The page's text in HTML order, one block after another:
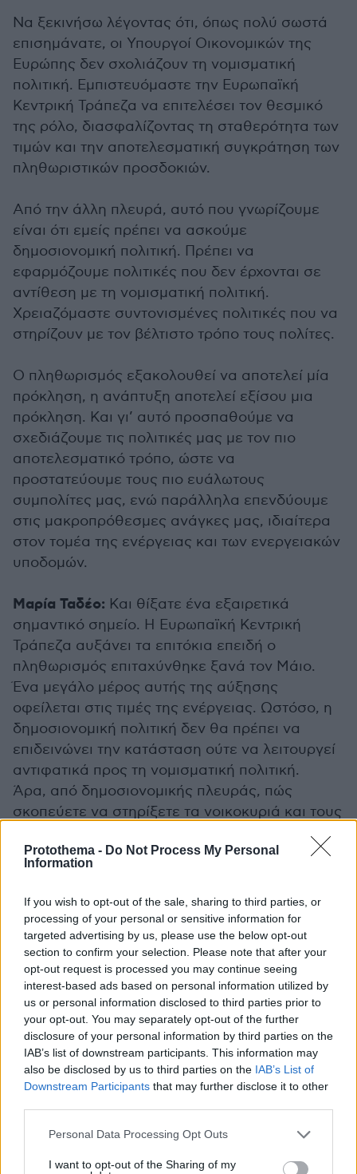
Protothema - Do Not Process My Personal
Information
If you wish to opt-out of the sale, sharing to third parties, or
processing of your personal or sensitive information for
targeted advertising by us, please use the below opt-out
section to confirm your selection. Please note that after your
opt-out request is processed you may continue seeing
interest-based ads based on personal information utilized by
us or personal information disclosed to third parties prior to
your opt-out. You may separately opt-out of the further
disclosure of your personal information by third parties on the
IAB’s list of downstream participants. This information may
also be disclosed by us to third parties on the IAB’s List of
Downstream Participants that may further disclose it to other
Please note that this website/app uses one or more Google
not limited to your visit or usage behaviour. You may click to
Personal Data Processing Opt Outs
I want to opt-out of the Sharing of my
Να ξεκινήσω λέγοντας ότι, όπως πολύ σωστά
επισημάνατε, οι Υπουργοί Οικονομικών της
Ευρώπης δεν σχολιάζουν τη νομισματική
πολιτική. Εμπιστευόμαστε την Ευρωπαϊκή
Κεντρική Τράπεζα να επιτελέσει τον θεσμικό
της ρόλο, διασφαλίζοντας τη σταθερότητα των
τιμών και την αποτελεσματική συγκράτηση των
πληθωριστικών προσδοκιών.
Από την άλλη πλευρά, αυτό που γνωρίζουμε
είναι ότι εμείς πρέπει να ασκούμε
δημοσιονομική πολιτική. Πρέπει να
εφαρμόζουμε πολιτικές που δεν έρχονται σε
αντίθεση με τη νομισματική πολιτική.
Χρειαζόμαστε συντονισμένες πολιτικές που να
στηρίζουν με τον βέλτιστο τρόπο τους πολίτες.
Ο πληθωρισμός εξακολουθεί να αποτελεί μία
πρόκληση, η ανάπτυξη αποτελεί εξίσου μια
πρόκληση. Και γι’ αυτό προσπαθούμε να
σχεδιάζουμε τις πολιτικές μας με τον πιο
αποτελεσματικό τρόπο, ώστε να
προστατεύουμε τους πιο ευάλωτους
συμπολίτες μας, ενώ παράλληλα επενδύουμε
στις μακροπρόθεσμες ανάγκες μας, ιδιαίτερα
στον τομέα της ενέργειας και των ενεργειακών
υποδομών.
Μαρία Ταδέο: Και θίξατε ένα εξαιρετικά
σημαντικό σημείο. Η Ευρωπαϊκή Κεντρική
Τράπεζα αυξάνει τα επιτόκια επειδή ο
πληθωρισμός επιταχύνθηκε ξανά τον Μάιο.
Ένα μεγάλο μέρος αυτής της αύξησης
οφείλεται στις τιμές της ενέργειας. Ωστόσο, η
δημοσιονομική πολιτική δεν θα πρέπει να
επιδεινώνει την κατάσταση ούτε να λειτουργεί
αντιφατικά προς τη νομισματική πολιτική.
Άρα, από δημοσιονομικής πλευράς, πώς
σκοπεύετε να στηρίξετε τα νοικοκυριά και τους
Ευρωπαίους πολίτες απέναντι σε αυτούς τους
λογαριασμούς, διατηρώντας παράλληλα υπό
Κυριάκος Πιερρακάκης:Είναι εις γνώσιν μας ότι
καλούμαστε να πετύχουμε τρεις στόχους
ταυτόχρονα, κάτι που καθιστά την κατάσταση
ακόμη πιο απαιτητική.
Πρώτον, πρέπει να στηρίξουμε τα πιο ευάλωτα
νοικοκυριά, εκείνα που έχουν τη μεγαλύτερη
ανάγκη.
δημοσιονομική κατάσταση σήμερα είναι πιο
απαιτητική σε σχέση με το 2022.